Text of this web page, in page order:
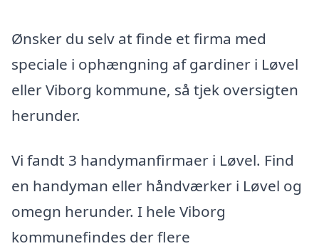
Ønsker du selv at finde et firma med
speciale i ophængning af gardiner i Løvel
eller Viborg kommune, så tjek oversigten
herunder.
Vi fandt 3 handymanfirmaer i Løvel. Find
en handyman eller håndværker i Løvel og
omegn herunder. I hele Viborg
kommunefindes der flere